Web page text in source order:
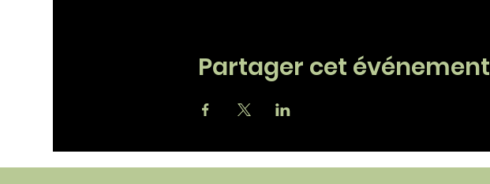
Partager cet événement